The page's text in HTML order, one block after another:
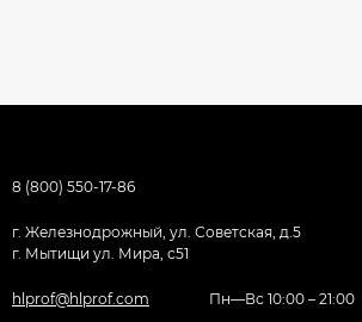
8 (800) 550-17-86
г. Железнодрожный, ул. Советская, д.5
г. Мытищи ул. Мира, с51
hlprof@hlprof.com Пн—Вс 10:00 – 21:00